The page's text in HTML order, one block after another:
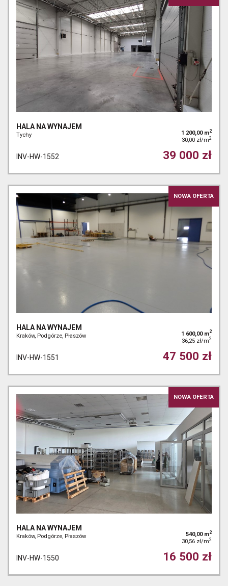
HALA NA WYNAJEM
Tychy 1 200,00 m2
30,00 zł/m2
INV-HW-1552 39 000 zł
NOWA OFERTA
HALA NA WYNAJEM
Kraków, Podgórze, Płaszów 1 600,00 m2
36,25 zł/m2
INV-HW-1551 47 500 zł
NOWA OFERTA
HALA NA WYNAJEM
Kraków, Podgórze, Płaszów 540,00 m2
30,56 zł/m2
INV-HW-1550 16 500 zł